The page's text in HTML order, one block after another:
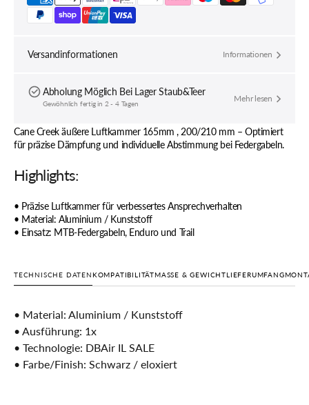
Versandinformationen Informationen
Abholung Möglich Bei Lager Staub&Teer
Gewöhnlich fertig in 2 - 4 Tagen Mehr lesen
Cane Creek äußere Luftkammer 165mm , 200/210 mm – Optimiert
für präzise Dämpfung und individuelle Abstimmung bei Federgabeln.
Highlights:
• Präzise Luftkammer für verbessertes Ansprechverhalten
• Material: Aluminium / Kunststoff
• Einsatz: MTB-Federgabeln, Enduro und Trail
TECHNISCHE DATEN KOMPATIBILITÄTMASSE & GEWICHTLIEFERUMFANG
• Material: Aluminium / Kunststoff
• Ausführung: 1x
• Technologie: DBAir IL SALE
• Farbe/Finish: Schwarz / eloxiert